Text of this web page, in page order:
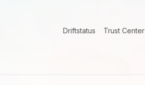
Driftstatus Trust Center